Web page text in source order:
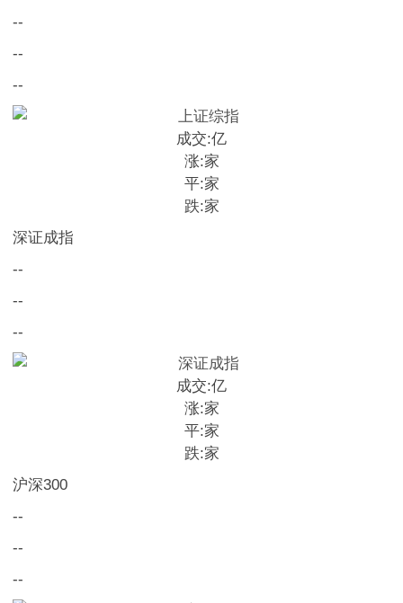
--
--
--
成交:亿
涨:家
平:家
跌:家
深证成指
--
--
--
成交:亿
涨:家
平:家
跌:家
沪深300
--
--
--